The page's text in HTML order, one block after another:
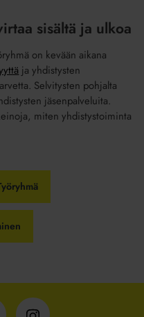
sisältä ja ulkoa
on kevään aikana
ja yhdistysten
Selvitysten pohjalta
jäsenpalveluita.
miten yhdistystoiminta